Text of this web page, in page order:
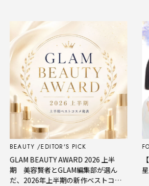
BEAUTY EDITOR'S PICK
GLAM BEAUTY AWARD 2026 上半
期 美容賢者とGLAM編集部が選ん
だ、2026年上半期の新作ベストコス
【今
星座